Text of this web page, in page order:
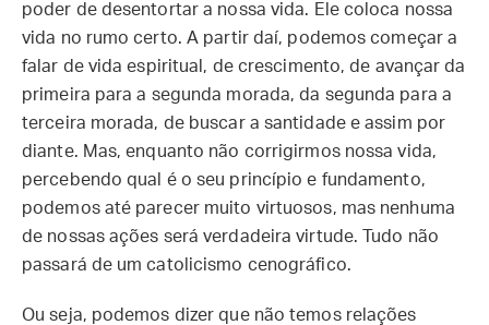
poder de desentortar a nossa vida. Ele coloca nossa
vida no rumo certo. A partir daí, podemos começar a
falar de vida espiritual, de crescimento, de avançar da
primeira para a segunda morada, da segunda para a
terceira morada, de buscar a santidade e assim por
diante. Mas, enquanto não corrigirmos nossa vida,
percebendo qual é o seu princípio e fundamento,
podemos até parecer muito virtuosos, mas nenhuma
de nossas ações será verdadeira virtude. Tudo não
passará de um catolicismo cenográfico.
Ou seja, podemos dizer que não temos relações